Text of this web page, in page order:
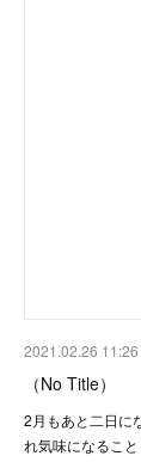
2021.02.26 11:26
（No Title）
2月もあと二日に
れ気味になるこ